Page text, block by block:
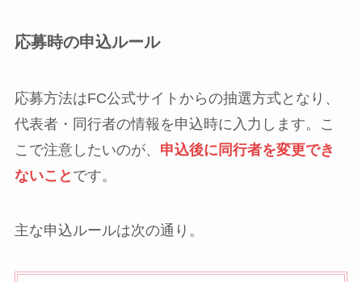
応募時の申込ルール
応募方法はFC公式サイトからの抽選方式となり、
代表者・同行者の情報を申込時に入力します。こ
こで注意したいのが、 申込後に同行者を変更でき
ないこと です。
主な申込ルールは次の通り。